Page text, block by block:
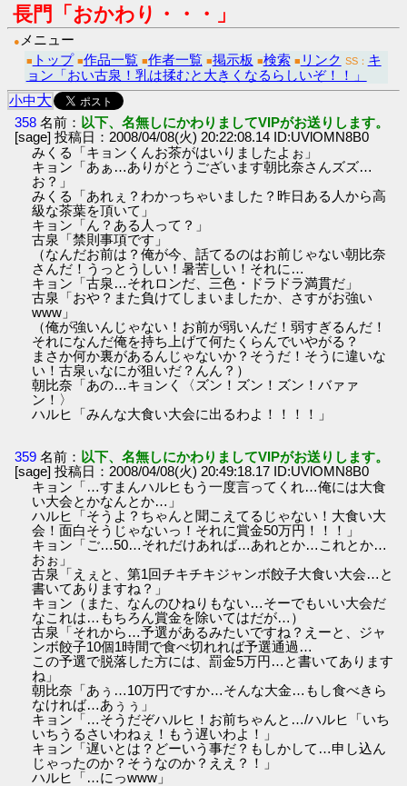
長門「おかわり・・・」
● メニュー
■ トップ ■作品一覧 ■作者一覧 ■掲示板 ■検索 ■ リンク SS： キ
ョン「おい古泉！乳は揉むと大きくなるらしいぞ！！」
小中大
358 名前： 以下、名無しにかわりましてVIPがお送りします。
[sage] 投稿日：2008/04/08(火) 20:22:08.14 ID:UVlOMN8B0
みくる「キョンくんお茶がはいりましたよぉ」
キョン「あぁ…ありがとうございます朝比奈さんズズ…
お？」
みくる「あれぇ？わかっちゃいました？昨日ある人から高
級な茶葉を頂いて」
キョン「ん？ある人って？」
古泉「禁則事項です」
（なんだお前は？俺が今、話てるのはお前じゃない朝比奈
さんだ！うっとうしい！暑苦しい！それに…
キョン「古泉…それロンだ、三色・ドラドラ満貫だ」
古泉「おや？また負けてしまいましたか、さすがお強い
www」
（俺が強いんじゃない！お前が弱いんだ！弱すぎるんだ！
それになんだ俺を持ち上げて何たくらんでいやがる？
まさか何か裏があるんじゃないか？そうだ！そうに違いな
い！古泉ぃなにが狙いだ？んん？）
朝比奈「あの…キョンく〈ズン！ズン！ズン！バァァ
ン！〉
ハルヒ「みんな大食い大会に出るわよ！！！！」
359 名前： 以下、名無しにかわりましてVIPがお送りします。
[sage] 投稿日：2008/04/08(火) 20:49:18.17 ID:UVlOMN8B0
キョン「…すまんハルヒもう一度言ってくれ…俺には大食
い大会とかなんとか…」
ハルヒ「そうよ？ちゃんと聞こえてるじゃない！大食い大
会！面白そうじゃないっ！それに賞金50万円！！！」
キョン「ご…50…それだけあれば…あれとか…これとか…
おぉ」
古泉「えぇと、第1回チキチキジャンボ餃子大食い大会…と
書いてありますね？」
キョン（また、なんのひねりもない…そーでもいい大会だ
なこれは…もちろん賞金を除いてはだが…）
古泉「それから…予選があるみたいですね？えーと、ジャ
ンボ餃子10個1時間で食べ切れれば予選通過…
この予選で脱落した方には、罰金5万円…と書いてあります
ね」
朝比奈「あぅ…10万円ですか…そんな大金…もし食べきら
なければ…あぅぅ」
キョン「…そうだぞハルヒ！お前ちゃんと…/ハルヒ「いち
いちうるさいわねぇ！もう遅いわよ！」
キョン「遅いとは？どーいう事だ？もしかして…申し込ん
じゃったのか？そうなのか？ええ？！」
ハルヒ「…にっwww」